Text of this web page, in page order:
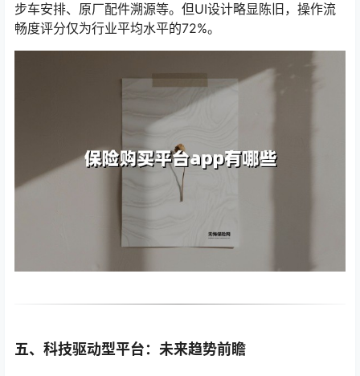
步车安排、原厂配件溯源等。但UI设计略显陈旧，操作流
畅度评分仅为行业平均水平的72%。
五、科技驱动型平台：未来趋势前瞻